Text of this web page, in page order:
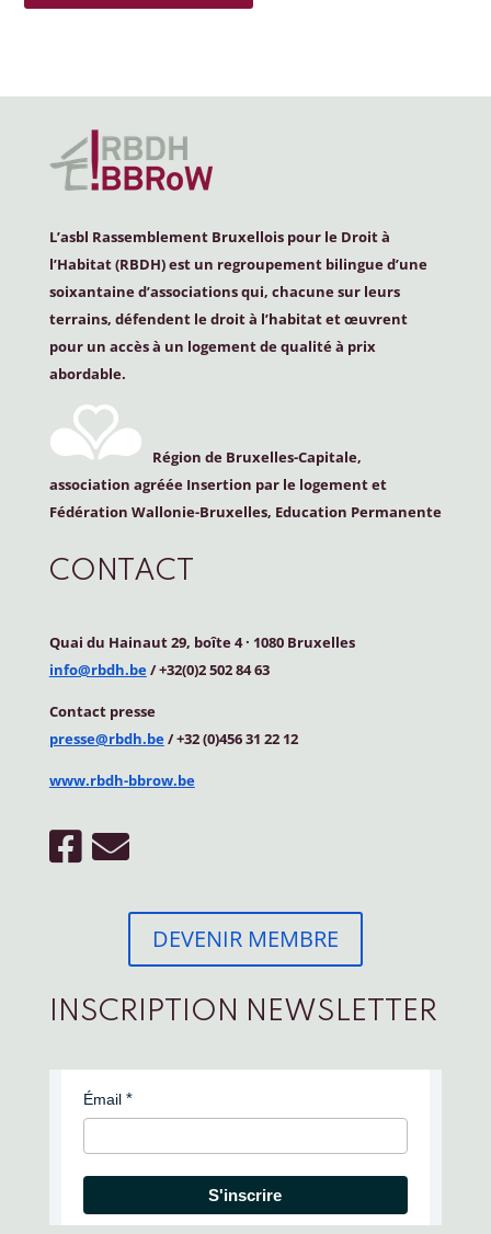
L’asbl Rassemblement Bruxellois pour le Droit à
l’Habitat (RBDH) est un regroupement bilingue d’une
soixantaine d’associations qui, chacune sur leurs
terrains, défendent le droit à l’habitat et œuvrent
pour un accès à un logement de qualité à prix
abordable.
Région de Bruxelles-Capitale,
association agréée Insertion par le logement et
Fédération Wallonie-Bruxelles, Education Permanente
CONTACT
Quai du Hainaut 29, boîte 4· 1080 Bruxelles
info@rbdh.be/ +32(0)2 502 84 63
Contact presse
presse@rbdh.be/ +32 (0)456 31 22 12
www.rbdh-bbrow.be
DEVENIR MEMBRE
INSCRIPTION NEWSLETTER
Émail
S'inscrire